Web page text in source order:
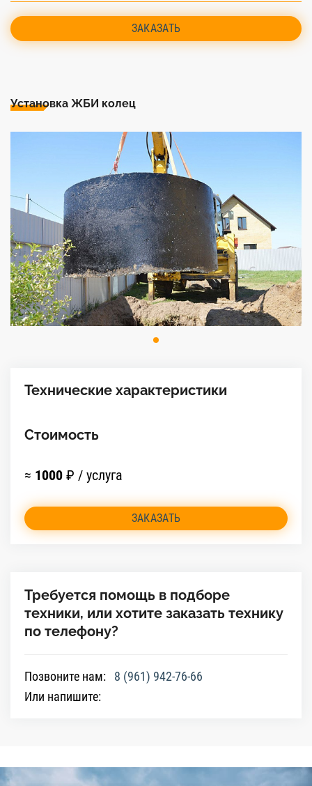
ЗАКАЗАТЬ
Установка ЖБИ колец
Технические характеристики
Стоимость
≈ 1000 ₽ / услуга
ЗАКАЗАТЬ
Требуется помощь в подборе
техники, или хотите заказать технику
по телефону?
Позвоните нам:
8 (961) 942-76-66
Или напишите: